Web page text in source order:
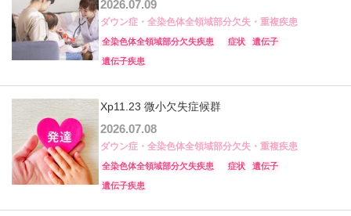
2026.07.09
ダウン症・全染色体全領域部分欠失・重複疾患
全染色体全領域部分欠失疾患 症状 遺伝子
遺伝子疾患
Xp11.23 微小欠失症候群
2026.07.08
ダウン症・全染色体全領域部分欠失・重複疾患
全染色体全領域部分欠失疾患 症状 遺伝子
遺伝子疾患